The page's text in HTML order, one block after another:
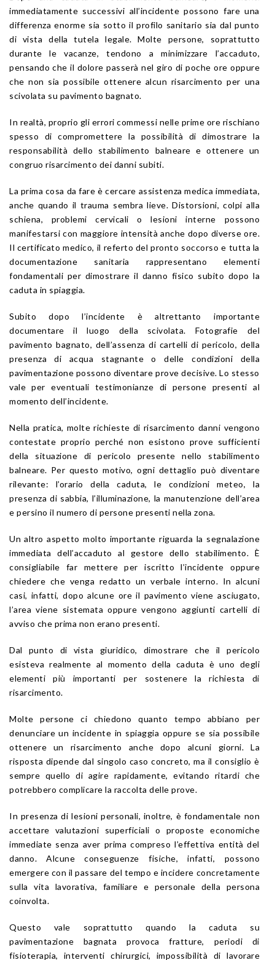
immediatamente successivi all’incidente possono fare una
differenza enorme sia sotto il profilo sanitario sia dal punto
di vista della tutela legale. Molte persone, soprattutto
durante le vacanze, tendono a minimizzare l’accaduto,
pensando che il dolore passerà nel giro di poche ore oppure
che non sia possibile ottenere alcun risarcimento per una
scivolata su pavimento bagnato.
In realtà, proprio gli errori commessi nelle prime ore rischiano
spesso di compromettere la possibilità di dimostrare la
responsabilità dello stabilimento balneare e ottenere un
congruo risarcimento dei danni subiti.
La prima cosa da fare è cercare assistenza medica immediata,
anche quando il trauma sembra lieve. Distorsioni, colpi alla
schiena, problemi cervicali o lesioni interne possono
manifestarsi con maggiore intensità anche dopo diverse ore.
Il certificato medico, il referto del pronto soccorso e tutta la
documentazione sanitaria rappresentano elementi
fondamentali per dimostrare il danno fisico subito dopo la
caduta in spiaggia.
Subito dopo l’incidente è altrettanto importante
documentare il luogo della scivolata. Fotografie del
pavimento bagnato, dell’assenza di cartelli di pericolo, della
presenza di acqua stagnante o delle condizioni della
pavimentazione possono diventare prove decisive. Lo stesso
vale per eventuali testimonianze di persone presenti al
momento dell’incidente.
Nella pratica, molte richieste di risarcimento danni vengono
contestate proprio perché non esistono prove sufficienti
della situazione di pericolo presente nello stabilimento
balneare. Per questo motivo, ogni dettaglio può diventare
rilevante: l’orario della caduta, le condizioni meteo, la
presenza di sabbia, l’illuminazione, la manutenzione dell’area
e persino il numero di persone presenti nella zona.
Un altro aspetto molto importante riguarda la segnalazione
immediata dell’accaduto al gestore dello stabilimento. È
consigliabile far mettere per iscritto l’incidente oppure
chiedere che venga redatto un verbale interno. In alcuni
casi, infatti, dopo alcune ore il pavimento viene asciugato,
l’area viene sistemata oppure vengono aggiunti cartelli di
avviso che prima non erano presenti.
Dal punto di vista giuridico, dimostrare che il pericolo
esisteva realmente al momento della caduta è uno degli
elementi più importanti per sostenere la richiesta di
risarcimento.
Molte persone ci chiedono quanto tempo abbiano per
denunciare un incidente in spiaggia oppure se sia possibile
ottenere un risarcimento anche dopo alcuni giorni. La
risposta dipende dal singolo caso concreto, ma il consiglio è
sempre quello di agire rapidamente, evitando ritardi che
potrebbero complicare la raccolta delle prove.
In presenza di lesioni personali, inoltre, è fondamentale non
accettare valutazioni superficiali o proposte economiche
immediate senza aver prima compreso l’effettiva entità del
danno. Alcune conseguenze fisiche, infatti, possono
emergere con il passare del tempo e incidere concretamente
sulla vita lavorativa, familiare e personale della persona
coinvolta.
Questo vale soprattutto quando la caduta su
pavimentazione bagnata provoca fratture, periodi di
fisioterapia, interventi chirurgici, impossibilità di lavorare